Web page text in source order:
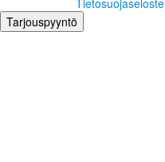
Tarjouspyyntö